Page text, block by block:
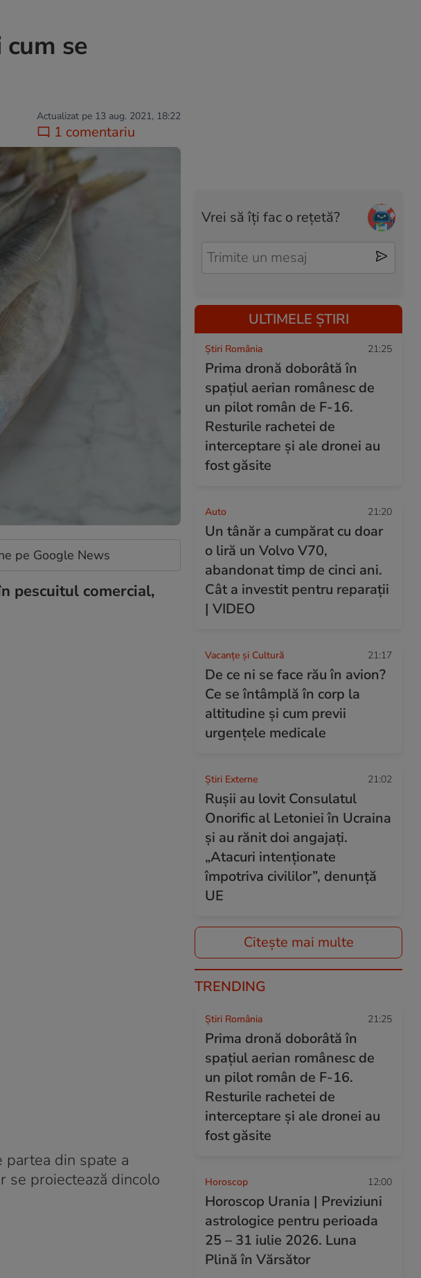
se
Actualizat pe 13 aug. 2021, 18:22
1 comentariu
pe Google News
pescuitul comercial,
partea din spate a
se proiectează dincolo
Vrei să îți fac o rețetă?
ULTIMELE ȘTIRI
Știri România 21:25
Prima dronă doborâtă în
spațiul aerian românesc de
un pilot român de F-16.
Resturile rachetei de
interceptare și ale dronei au
fost găsite
Auto 21:20
Un tânăr a cumpărat cu doar
o liră un Volvo V70,
abandonat timp de cinci ani.
Cât a investit pentru reparații
| VIDEO
Vacanțe și Cultură 21:17
De ce ni se face rău în avion?
Ce se întâmplă în corp la
altitudine și cum previi
urgențele medicale
Știri Externe 21:02
Rușii au lovit Consulatul
Onorific al Letoniei în Ucraina
și au rănit doi angajați.
„Atacuri intenționate
împotriva civililor”, denunță
UE
Citește mai multe
TRENDING
Știri România 21:25
Prima dronă doborâtă în
spațiul aerian românesc de
un pilot român de F-16.
Resturile rachetei de
interceptare și ale dronei au
fost găsite
Horoscop 12:00
Horoscop Urania | Previziuni
astrologice pentru perioada
25 – 31 iulie 2026. Luna
Plină în Vărsător